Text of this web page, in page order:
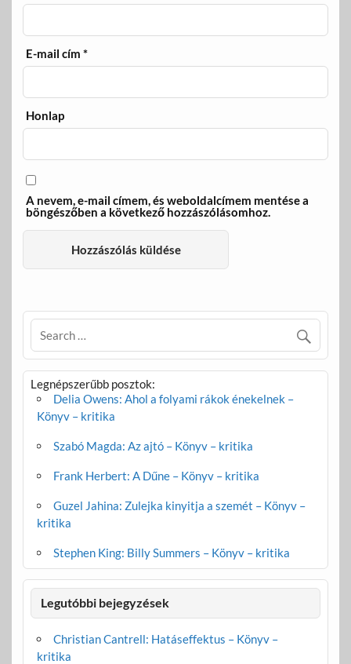
E-mail cím*
Honlap
A nevem, e-mail címem, és weboldalcímem mentése a
böngészőben a következő hozzászólásomhoz.
Legnépszerűbb posztok:
Delia Owens: Ahol a folyami rákok énekelnek –
Könyv – kritika
Szabó Magda: Az ajtó – Könyv – kritika
Frank Herbert: A Dűne – Könyv – kritika
Guzel Jahina: Zulejka kinyitja a szemét – Könyv –
kritika
Stephen King: Billy Summers – Könyv – kritika
Legutóbbi bejegyzések
Christian Cantrell: Hatáseffektus – Könyv –
kritika